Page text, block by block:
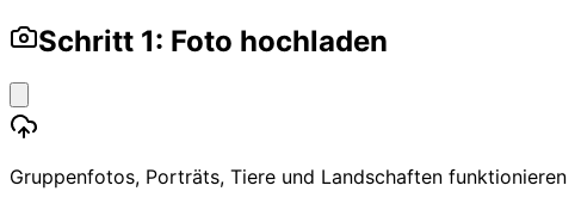
Schritt 1: Foto hochladen
Gruppenfotos, Porträts, Tiere und Landschaften funktionieren